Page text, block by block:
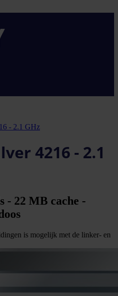
- 2.1 GHz
4216 - 2.1
- 22 MB cache -
is mogelijk met de linker- en